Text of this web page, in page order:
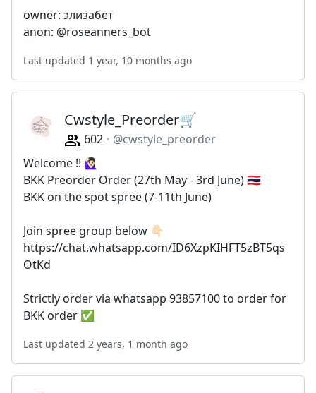
owner: элизабет
anon: @roseanners_bot
Last updated 1 year, 10 months ago
Cwstyle_Preorder🛒
602
@cwstyle_preorder
Welcome !! 🙋🏻‍♀️
BKK Preorder Order (27th May - 3rd June) 🇹🇭
BKK on the spot spree (7-11th June)
Join spree group below 👇🏻
https://chat.whatsapp.com/ID6XzpKIHFT5zBT5qs
OtKd
Strictly order via whatsapp 93857100 to order for
BKK order ✅
Last updated 2 years, 1 month ago